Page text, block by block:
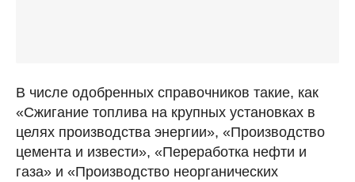
В числе одобренных справочников такие, как
«Сжигание топлива на крупных установках в
целях производства энергии», «Производство
цемента и извести», «Переработка нефти и
газа» и «Производство неорганических